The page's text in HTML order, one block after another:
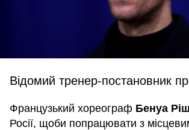
Відомий тренер-постановник
Французький хореограф Бенуа
Росії, щоби попрацювати з